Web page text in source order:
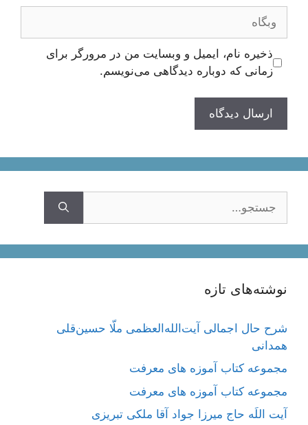
وبگاه
ذخیره نام، ایمیل و وبسایت من در مرورگر برای
زمانی که دوباره دیدگاهی می‌نویسم.
نوشته‌های تازه
شرح حال اجمالی آیت‌الله‌العظمی ملّا حسین‌قلی
همدانی
مجموعه کتاب آموزه های معرفت
مجموعه کتاب آموزه های معرفت
آیت اللَه حاج میرزا جواد آقا ملکی تبریزی